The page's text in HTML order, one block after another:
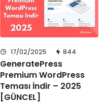
17/02/2025 844
GeneratePress
Premium WordPress
Teması İndir – 2025
[GÜNCEL]